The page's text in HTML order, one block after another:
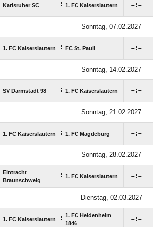
Karlsruher SC : 1. FC Kaiserslautern :
Sonntag, 07.02.2027
1. FC Kaiserslautern : FC St. Pauli :
Sonntag, 14.02.2027
SV Darmstadt 98 : 1. FC Kaiserslautern :
Sonntag, 21.02.2027
1. FC Kaiserslautern : 1. FC Magdeburg :
Sonntag, 28.02.2027
Eintracht
Braunschweig
: 1. FC Kaiserslautern :
Dienstag, 02.03.2027
1. FC Kaiserslautern : 1. FC Heidenheim
1846
: